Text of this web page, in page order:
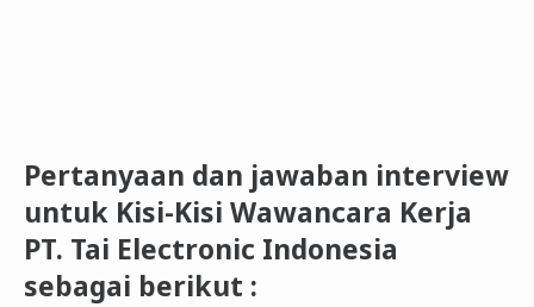
Pertanyaan dan jawaban interview
untuk Kisi-Kisi Wawancara Kerja
PT. Tai Electronic Indonesia
sebagai berikut :